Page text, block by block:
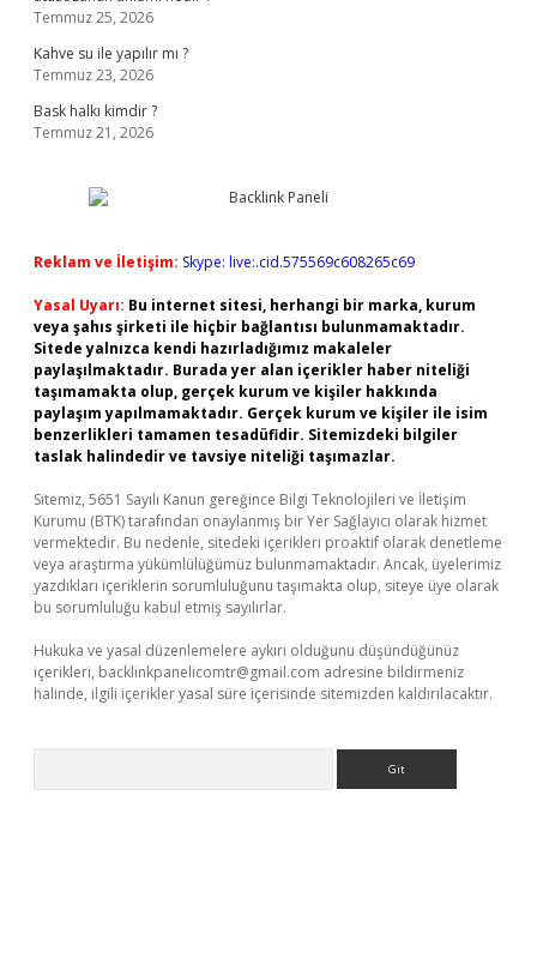
Temmuz 25, 2026
Kahve su ile yapılır mı ?
Temmuz 23, 2026
Bask halkı kimdir ?
Temmuz 21, 2026
Reklam ve İletişim: Skype: live:.cid.575569c608265c69
Yasal Uyarı: Bu internet sitesi, herhangi bir marka, kurum
veya şahıs şirketi ile hiçbir bağlantısı bulunmamaktadır.
Sitede yalnızca kendi hazırladığımız makaleler
paylaşılmaktadır. Burada yer alan içerikler haber niteliği
taşımamakta olup, gerçek kurum ve kişiler hakkında
paylaşım yapılmamaktadır. Gerçek kurum ve kişiler ile isim
benzerlikleri tamamen tesadüfidir. Sitemizdeki bilgiler
taslak halindedir ve tavsiye niteliği taşımazlar.
Sitemiz, 5651 Sayılı Kanun gereğince Bilgi Teknolojileri ve İletişim
Kurumu (BTK) tarafından onaylanmış bir Yer Sağlayıcı olarak hizmet
vermektedir. Bu nedenle, sitedeki içerikleri proaktif olarak denetleme
veya araştırma yükümlülüğümüz bulunmamaktadır. Ancak, üyelerimiz
yazdıkları içeriklerin sorumluluğunu taşımakta olup, siteye üye olarak
bu sorumluluğu kabul etmiş sayılırlar.
Hukuka ve yasal düzenlemelere aykırı olduğunu düşündüğünüz
içerikleri, backlinkpanelicomtr@gmail.com adresine bildirmeniz
halinde, ilgili içerikler yasal süre içerisinde sitemizden kaldırılacaktır.